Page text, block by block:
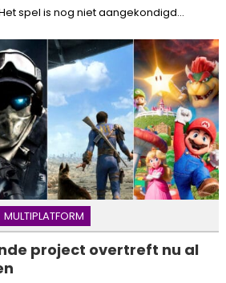
spel is nog niet aangekondigd...
MULTIPLATFORM
project overtreft nu al